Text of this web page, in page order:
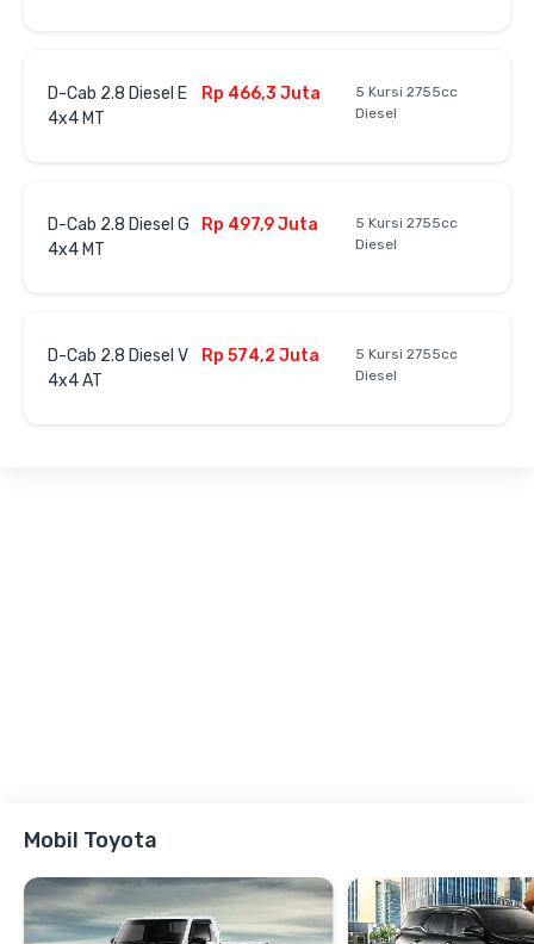
D-Cab 2.8 Diesel E
4x4 MT
Rp 466,3 Juta
5 Kursi 2755cc
Diesel
D-Cab 2.8 Diesel G
4x4 MT
Rp 497,9 Juta
5 Kursi 2755cc
Diesel
D-Cab 2.8 Diesel V
4x4 AT
Rp 574,2 Juta
5 Kursi 2755cc
Diesel
Mobil Toyota